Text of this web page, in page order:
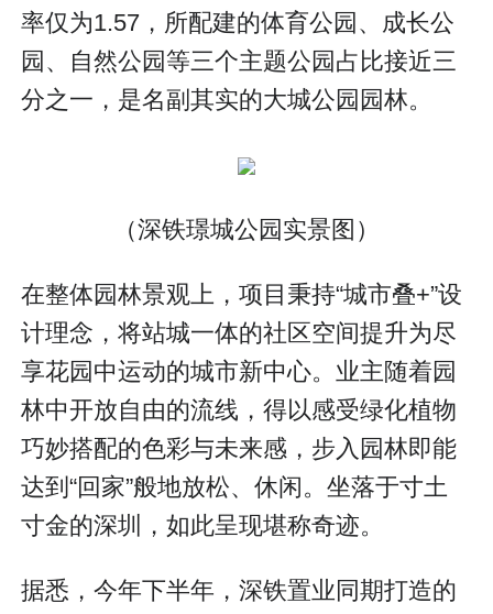
率仅为1.57，所配建的体育公园、成长公
园、自然公园等三个主题公园占比接近三
分之一，是名副其实的大城公园园林。
（深铁璟城公园实景图）
在整体园林景观上，项目秉持“城市叠+”设
计理念，将站城一体的社区空间提升为尽
享花园中运动的城市新中心。业主随着园
林中开放自由的流线，得以感受绿化植物
巧妙搭配的色彩与未来感，步入园林即能
达到“回家”般地放松、休闲。坐落于寸土
寸金的深圳，如此呈现堪称奇迹。
据悉，今年下半年，深铁置业同期打造的